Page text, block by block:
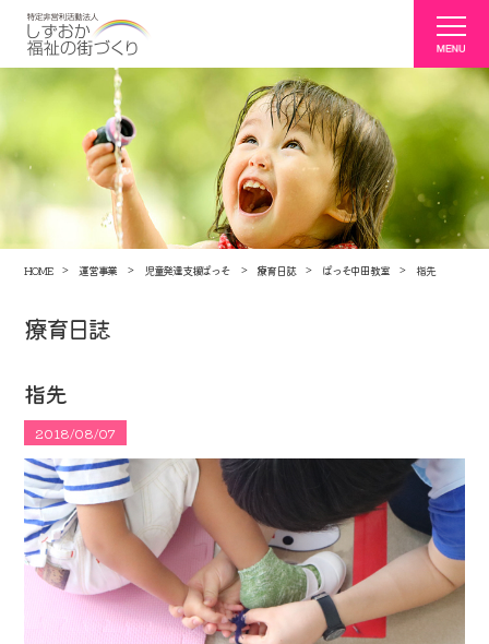
HOME 運営事業 児童発達支援ぱっそ 療育日誌 ぱっそ中田教室 指先
療育日誌
指先
2018/08/07